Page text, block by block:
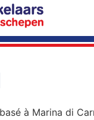
principal
à Marina di